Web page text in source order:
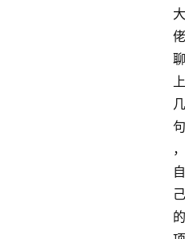
大
佬
聊
上
几
句
，
自
己
的